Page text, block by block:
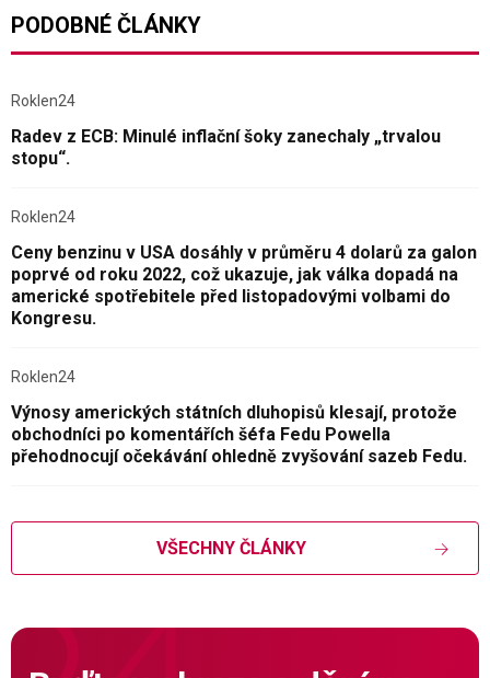
PODOBNÉ ČLÁNKY
Roklen24
Radev z ECB: Minulé inflační šoky zanechaly „trvalou
stopu“.
Roklen24
Ceny benzinu v USA dosáhly v průměru 4 dolarů za galon
poprvé od roku 2022, což ukazuje, jak válka dopadá na
americké spotřebitele před listopadovými volbami do
Kongresu.
Roklen24
Výnosy amerických státních dluhopisů klesají, protože
obchodníci po komentářích šéfa Fedu Powella
přehodnocují očekávání ohledně zvyšování sazeb Fedu.
VŠECHNY ČLÁNKY